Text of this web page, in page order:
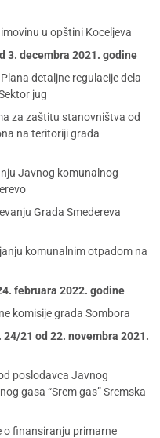
u opštini Koceljeva
3. decembra 2021. godine
detaljne regulacije dela
jug
za zaštitu stanovništva od
na teritoriji grada
Javnog komunalnog
Grada Smedereva
komunalnim otpadom na
februara 2022. godine
komisije grada Sombora
21 od 22. novembra 2021.
poslodavca Javnog
gasa “Srem gas” Sremska
o finansiranju primarne